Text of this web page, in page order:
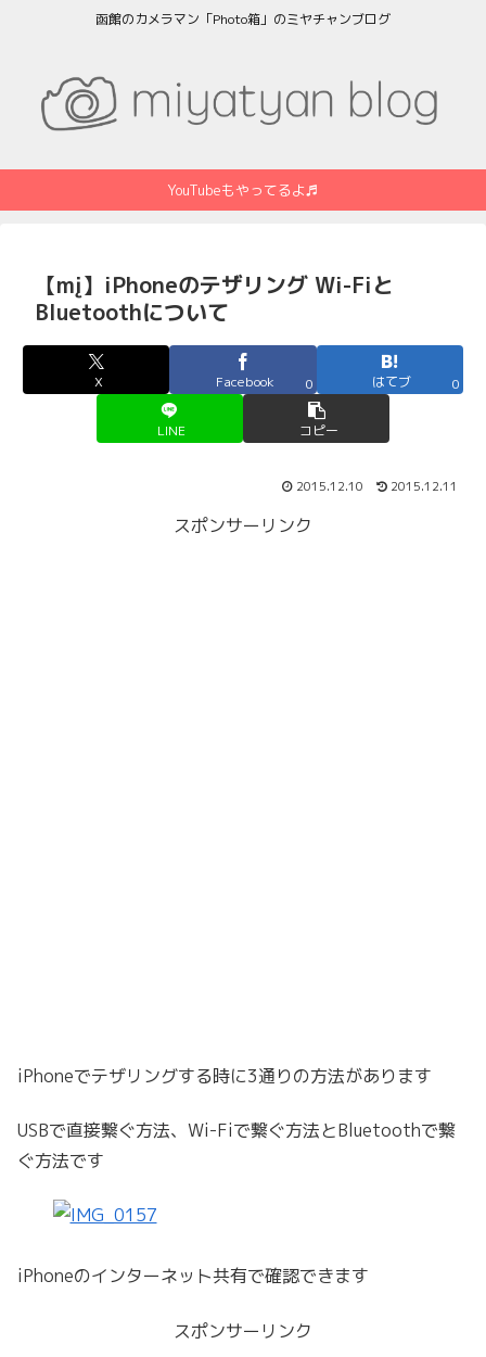
函館のカメラマン「Photo箱」のミヤチャンブログ
YouTubeもやってるよ♬
【mį】iPhoneのテザリング Wi-Fiと
Bluetoothについて
X Facebook 0 はてブ 0
LINE コピー
2015.12.10 2015.12.11
スポンサーリンク
iPhoneでテザリングする時に3通りの方法があります
USBで直接繋ぐ方法、Wi-Fiで繋ぐ方法とBluetoothで繋
ぐ方法です
iPhoneのインターネット共有で確認できます
スポンサーリンク